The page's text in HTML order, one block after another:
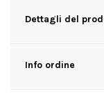
Dettagli del
Info ordine